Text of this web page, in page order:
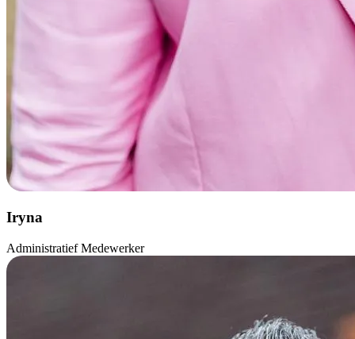
Iryna
Administratief Medewerker